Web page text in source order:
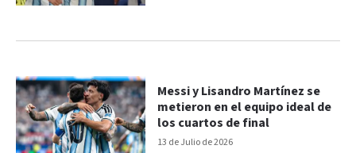
13 de Julio de 2026
Messi y Lisandro Martínez se
metieron en el equipo ideal de
los cuartos de final